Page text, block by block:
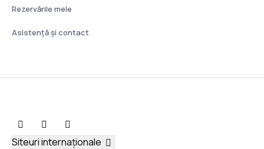
Rezervările mele
Asistenţă şi contact
Siteuri internaționale